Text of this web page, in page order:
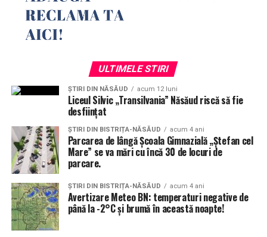
ULTIMELE STIRI
ȘTIRI DIN NĂSĂUD acum 12 luni
Liceul Silvic „Transilvania” Năsăud riscă să fie
desființat
ȘTIRI DIN BISTRIȚA-NĂSĂUD acum 4 ani
Parcarea de lângă Școala Gimnazială „Ștefan cel
Mare” se va mări cu încă 30 de locuri de
parcare.
ȘTIRI DIN BISTRIȚA-NĂSĂUD acum 4 ani
Avertizare Meteo BN: temperaturi negative de
până la -2°C și brumă în această noapte!